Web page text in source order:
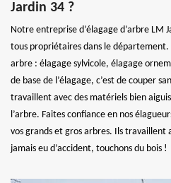
Jardin 34 ?
Notre entreprise d’élagage d’arbre LM
tous propriétaires dans le département.
arbre : élagage sylvicole, élagage
de base de l’élagage, c’est de couper
travaillent avec des matériels bien
l’arbre. Faites confiance en nos
vos grands et gros arbres. Ils travaillent
jamais eu d’accident, touchons du bois !